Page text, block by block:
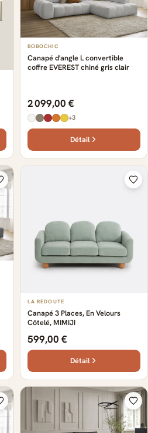
BOBOCHIC
Canapé d'angle L convertible
coffre EVEREST chiné gris clair
2 099,00 €
+3
Détail
LA REDOUTE
Canapé 3 Places, En Velours
Côtelé, MIMIJI
599,00 €
Détail